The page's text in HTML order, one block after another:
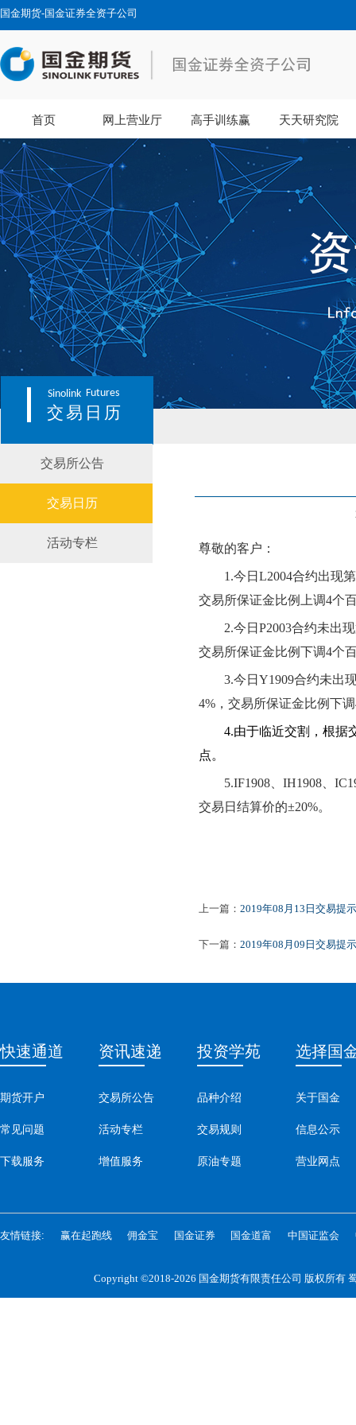
国金期货-国金证券全资子公司
首页 网上营业厅 高手训练赢 天天研究院
Sinolink Futures
交易日历
交易所公告
交易日历
活动专栏 尊敬的客户：
1.今日 L2004合约出现第
交易所保证金比例上调4个
2.今日 P2003合约未出
交易所保证金比例下调4个
3.今日 Y1909合约未出
4%，交易所保证金比例下调
4.由于临近交割，根据
点。
5.IF1908、IH1908、
交易日结算价的±20%。
上一篇： 2019年08月13日交易提示
下一篇： 2019年08月09日交易提示
快速通道
期货开户
常见问题
下载服务
资讯速递
交易所公告
活动专栏
增值服务
投资学苑
品种介绍
交易规则
原油专题
选择国
关于国金
信息公示
营业网点
友情链接: 赢在起跑线 佣金宝 国金证券 国金道富 中国证监会
Copyright ©2018-2026 国金期货有限责任公司 版权所有